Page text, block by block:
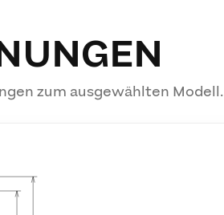
zum ausgewählten Modell.